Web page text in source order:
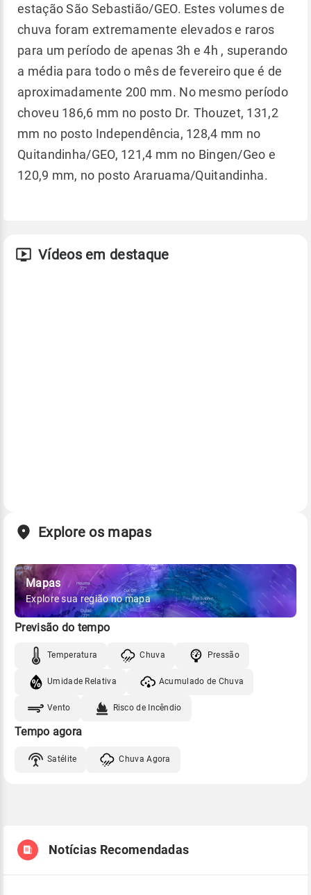
estação São Sebastião/GEO. Estes volumes de
chuva foram extremamente elevados e raros
para um período de apenas 3h e 4h , superando
a média para todo o mês de fevereiro que é de
aproximadamente 200 mm. No mesmo período
choveu 186,6 mm no posto Dr. Thouzet, 131,2
mm no posto Independência, 128,4 mm no
Quitandinha/GEO, 121,4 mm no Bingen/Geo e
120,9 mm, no posto Araruama/Quitandinha.
Vídeos em destaque
Explore os mapas
Mapas
Explore sua região no mapa
Previsão do tempo
Temperatura Chuva Pressão
Umidade Relativa Acumulado de Chuva
Vento Risco de Incêndio
Tempo agora
Satélite Chuva Agora
Notícias Recomendadas